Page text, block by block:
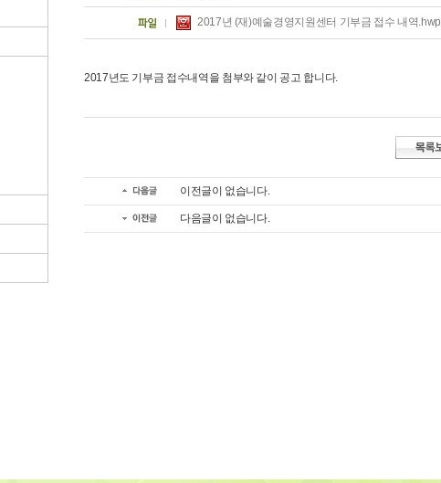
2017년 (재)예술경영지원센터 기부금 접수 내역.hwp
2017년도 기부금 접수내역을 첨부와 같이 공고 합니다.
이전글이 없습니다.
다음글이 없습니다.